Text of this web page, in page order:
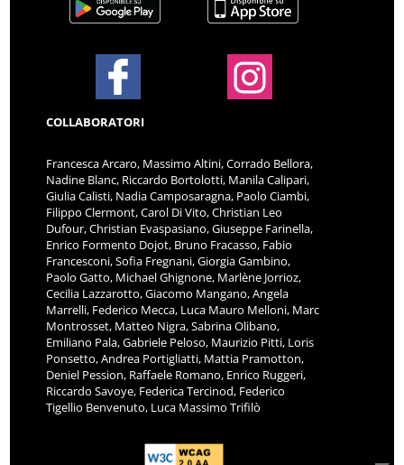
COLLABORATORI
Francesca Arcaro, Massimo Altini, Corrado Bellora,
Nadine Blanc, Riccardo Bortolotti, Manila Calipari,
Giulia Calisti, Nadia Camposaragna, Paolo Ciambi,
Filippo Clermont, Carol Di Vito, Christian Leo
Dufour, Christian Evaspasiano, Giuseppe Farinella,
Enrico Formento Dojot, Bruno Fracasso, Fabio
Francesconi, Sofia Fregnani, Giorgia Gambino,
Paolo Gatto, Michael Ghignone, Marlène Jorrioz,
Cecilia Lazzarotto, Giacomo Mangano, Angela
Marrelli, Federico Mecca, Luca Mauro Melloni, Marc
Montrosset, Matteo Nigra, Sabrina Olibano,
Emiliano Pala, Gabriele Peloso, Maurizio Pitti, Loris
Ponsetto, Andrea Portigliatti, Mattia Pramotton,
Deniel Pession, Raffaele Romano, Enrico Ruggeri,
Riccardo Savoye, Federica Tercinod, Federico
Tigellio Benvenuto, Luca Massimo Trifilò